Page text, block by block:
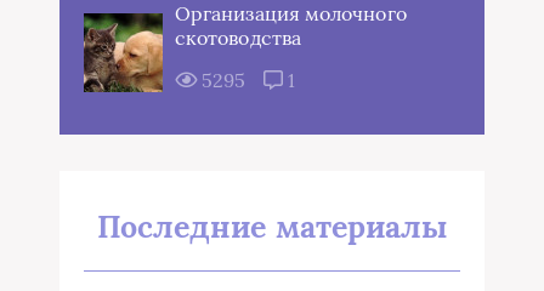
Организация молочного
скотоводства
5295
1
Последние материалы